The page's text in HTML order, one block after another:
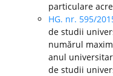
particulare
HG. nr. 595/
de studii
numărul
anul
de studii